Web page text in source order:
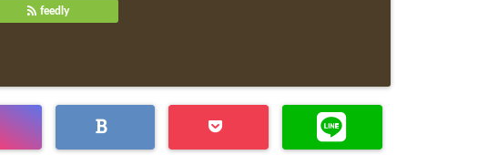
feedly